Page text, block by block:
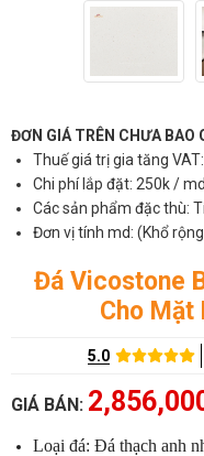
ĐƠN GIÁ TRÊN CHƯA BAO
Thuế giá trị gia tăng
Chi phí lắp đặt: 250k / md
Các sản phẩm đặc thù:
Đơn vị tính md: (Khổ
Đá Vicostone
Cho Mặt
5.0
GIÁ BÁN:
Loại đá: Đá thạch anh